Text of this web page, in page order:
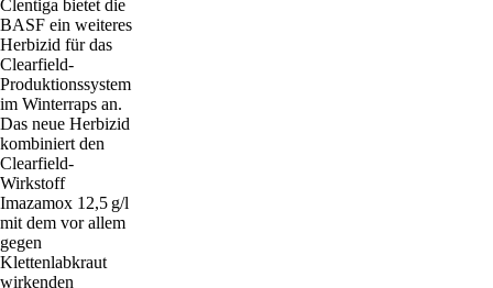
Clentiga bietet die
BASF ein weiteres
Herbizid für das
Clearfield-
Produktionssystem
im Winterraps an.
Das neue Herbizid
kombiniert den
Clearfield-
Wirkstoff
Imazamox 12,5 g/l
mit dem vor allem
gegen
Klettenlabkraut
wirkenden